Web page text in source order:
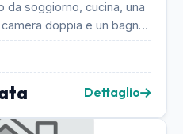
da soggiorno, cucina, una
doppia e un bagno.
è posizionato i...
Dettaglio